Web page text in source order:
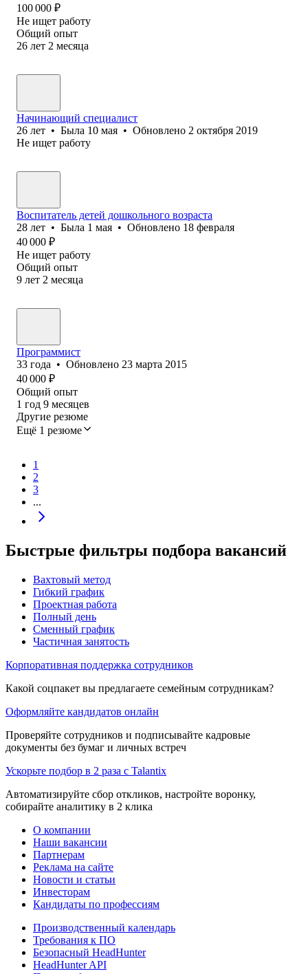
100 000 ₽
Не ищет работу
Общий опыт
26 лет 2 месяца
Начинающий специалист
26 лет • Была 10 мая • Обновлено 2 октября 2019
Не ищет работу
Воспитатель детей дошкольного возраста
28 лет • Была 1 мая • Обновлено 18 февраля
40 000 ₽
Не ищет работу
Общий опыт
9 лет 2 месяца
Программист
33 года • Обновлено 23 марта 2015
40 000 ₽
Общий опыт
1 год 9 месяцев
Другие резюме
Ещё 1 резюме
1
2
3
...
Быстрые фильтры подбора вакансий
Вахтовый метод
Гибкий график
Проектная работа
Полный день
Сменный график
Частичная занятость
Корпоративная поддержка сотрудников
Какой соцпакет вы предлагаете семейным сотрудникам?
Оформляйте кандидатов онлайн
Проверяйте сотрудников и подписывайте кадровые
документы без бумаг и личных встреч
Ускорьте подбор в 2 раза с Talantix
Автоматизируйте сбор откликов, настройте воронку,
собирайте аналитику в 2 клика
О компании
Наши вакансии
Партнерам
Реклама на сайте
Новости и статьи
Инвесторам
Кандидаты по профессиям
Производственный календарь
Требования к ПО
Безопасный HeadHunter
HeadHunter API